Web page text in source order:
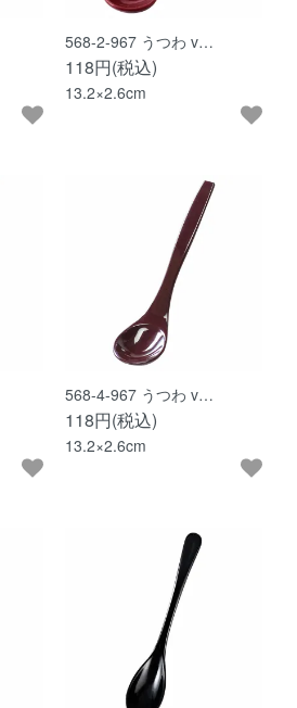
568-2-967 うつわ v…
118円(税込)
13.2×2.6cm
568-4-967 うつわ v…
118円(税込)
13.2×2.6cm